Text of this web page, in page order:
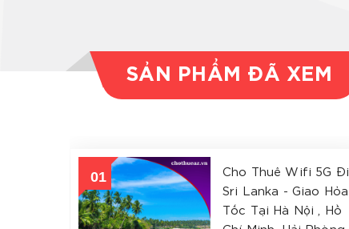
SẢN PHẨM ĐÃ XEM
Cho Thuê Wifi 5G Đi
Sri Lanka - Giao Hỏa
Tốc Tại Hà Nội , Hồ